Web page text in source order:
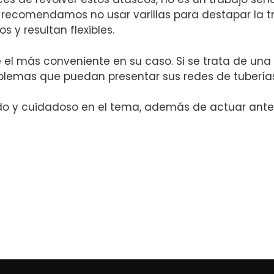
no usar varillas para destapar la
y resultan flexibles.
más conveniente en su caso. Si se trata de
que puedan presentar sus redes de
y cuidadoso en el tema, además de actuar